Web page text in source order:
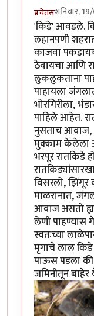
प्रचेतसशनिवार,
'किडे' आवडले.
लहानपणी
काजवा
ठेवायचा आणि
लुकलुकताना
पाहायला
भोरगिरीला,
पाहिले आहेत.
नुसताच आवाज,
मुक्काम केलेला
भरपूर रातकिडे
विसरलो,
माळरानात,
आवाज असतो
लेणी पाहण्यास
स्वतःच्या
मृगाचे लाल किडे
पाऊस पडला
जमिनीतून